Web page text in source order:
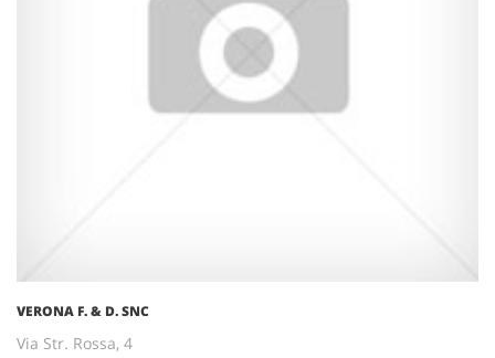
VERONA F. & D. SNC
Via Str. Rossa, 4